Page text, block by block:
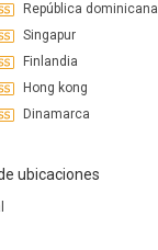
República dominicana
Singapur
Finlandia
Hong kong
Dinamarca
ubicaciones